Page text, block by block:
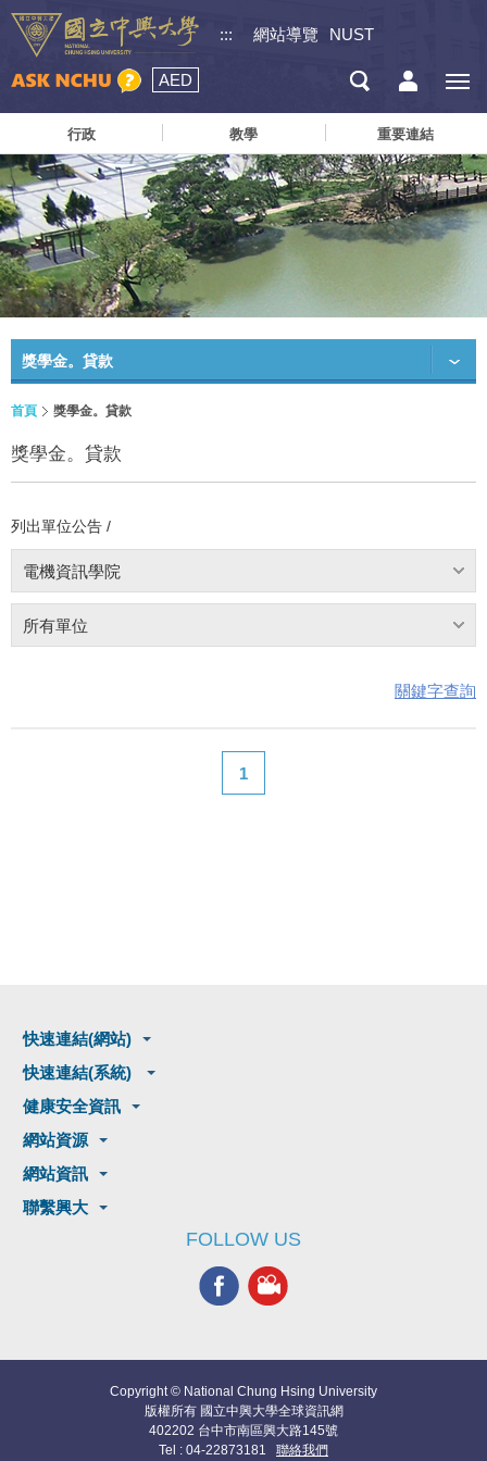
::: 網站導覽 NUST
AED
行政 教學 重要連結
獎學金。貸款
首頁 獎學金。貸款
獎學金。貸款
列出單位公告 /
電機資訊學院
所有單位
關鍵字查詢
1
快速連結(網站)
快速連結(系統)
健康安全資訊
網站資源
網站資訊
聯繫興大
FOLLOW US
Copyright © National Chung Hsing University
版權所有 國立中興大學全球資訊網
402202 台中市南區興大路145號
Tel : 04-22873181 聯絡我們